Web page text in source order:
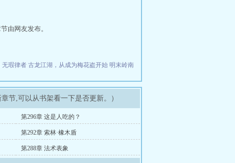
由网友发布。
无瑕律者 古龙江湖，从成为梅花盗开始 明末岭南
节,可以从书架看一下是否更新。）
第296章 这是人吃的？
第292章 索林·橡木盾
第288章 法术表象